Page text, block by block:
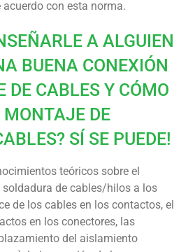
con esta norma.
A ALGUIEN
BUENA CONEXIÓN
DE CABLES Y CÓMO
MONTAJE DE
SÍ SE PUEDE!
teóricos sobre el
de cables/hilos a los
de los cables en los contactos, el
en los conectores, las
del aislamiento